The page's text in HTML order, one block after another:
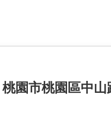
園市桃園區中